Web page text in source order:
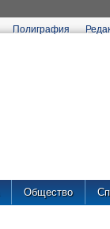
Полиграфия
Общество